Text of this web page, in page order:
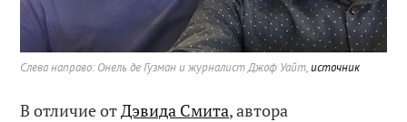
Слева направо: Онель де Гузман и журналист Джоф Уайт,источник
В отличие от Дэвида Смита, автора